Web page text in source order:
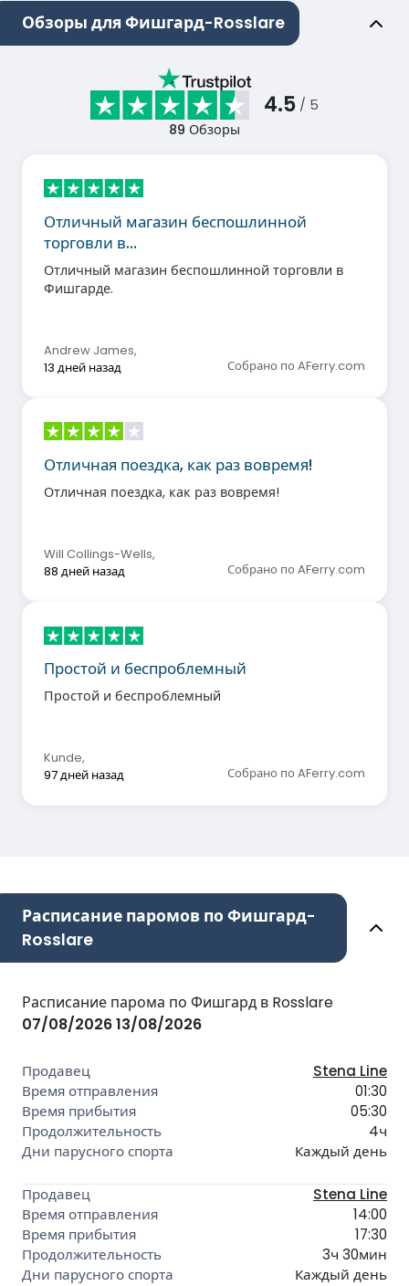
Обзоры для Фишгард-Rosslare
4.5 / 5
89 Обзоры
Отличный магазин беспошлинной
торговли в…
Отличный магазин беспошлинной торговли в
Фишгарде.
Andrew James,
13 дней назад
Собрано по AFerry.com
Отличная поездка, как раз вовремя!
Отличная поездка, как раз вовремя!
Will Collings-Wells,
88 дней назад
Собрано по AFerry.com
Простой и беспроблемный
Простой и беспроблемный
Kunde,
97 дней назад
Собрано по AFerry.com
Расписание паромов по Фишгард-
Rosslare
Расписание парома по Фишгард в Rosslare
07/08/202613/08/2026
Stena Line
01:30
05:30
4ч
Каждый день
Stena Line
14:00
17:30
3ч 30мин
Каждый день